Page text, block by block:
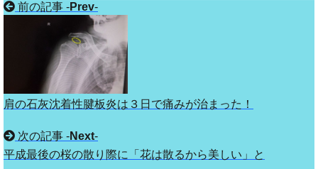
前の記事 -Prev-
肩の石灰沈着性腱板炎は３日で痛みが治まった！
次の記事 -Next-
平成最後の桜の散り際に「花は散るから美しい」と